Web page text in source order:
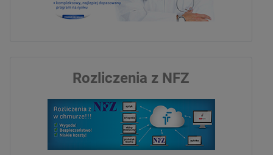
Rozliczenia z NFZ